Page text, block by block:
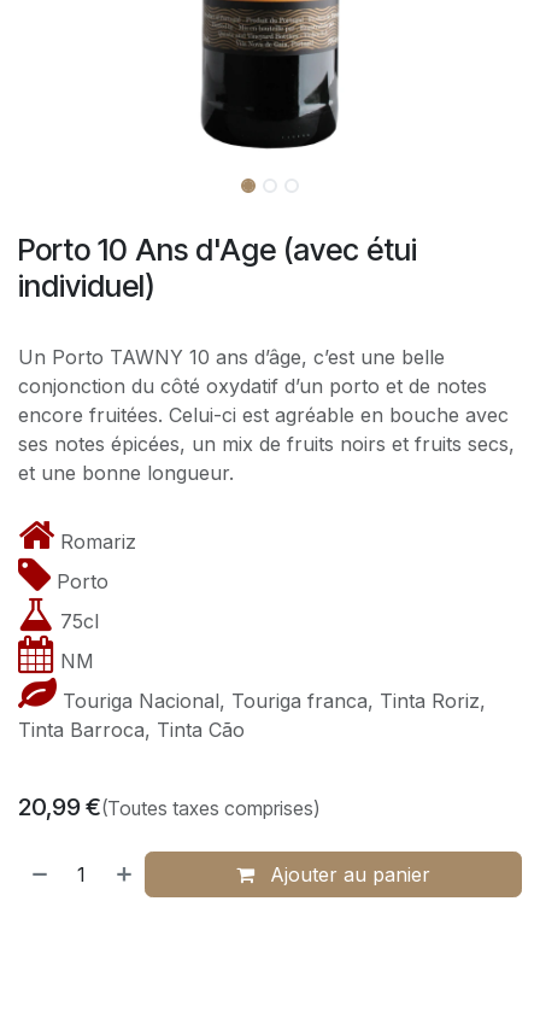
Porto 10 Ans d'Age (avec étui
individuel)
Un Porto TAWNY 10 ans d’âge, c’est une belle
conjonction du côté oxydatif d’un porto et de notes
encore fruitées. Celui-ci est agréable en bouche avec
ses notes épicées, un mix de fruits noirs et fruits secs,
et une bonne longueur.
Romariz
Porto
75cl
NM
Touriga Nacional, Touriga franca, Tinta Roriz,
Tinta Barroca, Tinta Cão
20,99€(Toutes taxes comprises)
Ajouter au panier